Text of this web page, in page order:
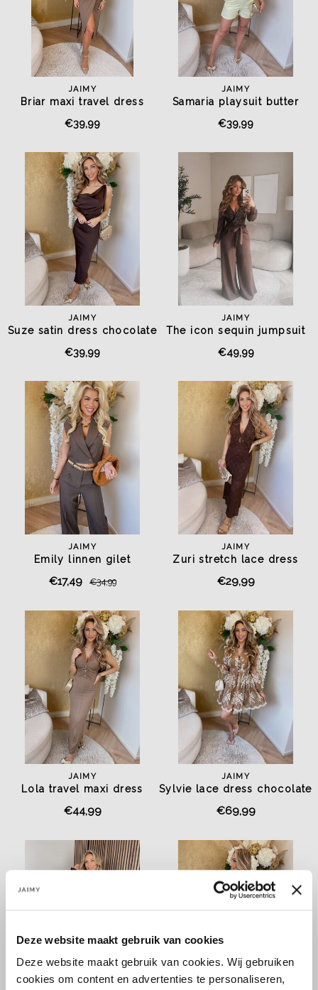
Deze website maakt gebruik van cookies
Deze website maakt gebruik van cookies. Wij gebruiken
cookies om content en advertenties te personaliseren,
JAIMY
Briar maxi travel dress
€39,99
JAIMY
Samaria playsuit butter
€39,99
JAIMY
Suze satin dress chocolate
€39,99
JAIMY
The icon sequin jumpsuit
€49,99
JAIMY
Emily linnen gilet
€17,49 €34,99
JAIMY
Zuri stretch lace dress
€29,99
JAIMY
Lola travel maxi dress
€44,99
JAIMY
Sylvie lace dress chocolate
€69,99